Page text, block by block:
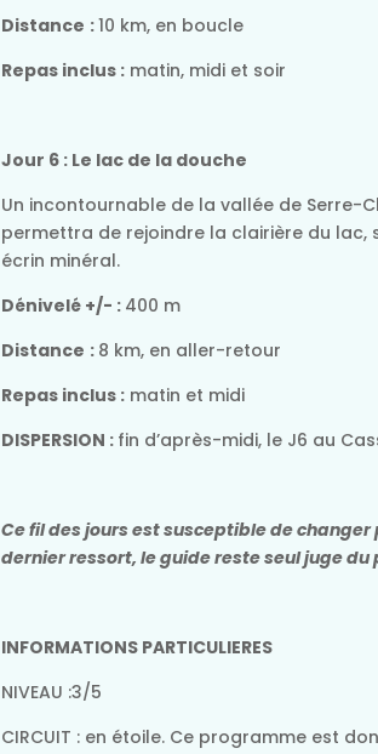
Distance :10 km, en boucle
Repas inclus : matin, midi et soir
Jour 6 : Le lac de la douche
Un incontournable de la vallée de Serre-
permettra de rejoindre la clairière du lac,
écrin minéral.
Dénivelé +/- : 400 m
Distance : 8 km, en aller-retour
Repas inclus : matin et midi
DISPERSION : fin d’après-midi, le J6 au
Ce fil des jours est susceptible de
dernier ressort, le guide reste seul juge
INFORMATIONS PARTICULIERES
NIVEAU :3/5
CIRCUIT : en étoile. Ce programme est